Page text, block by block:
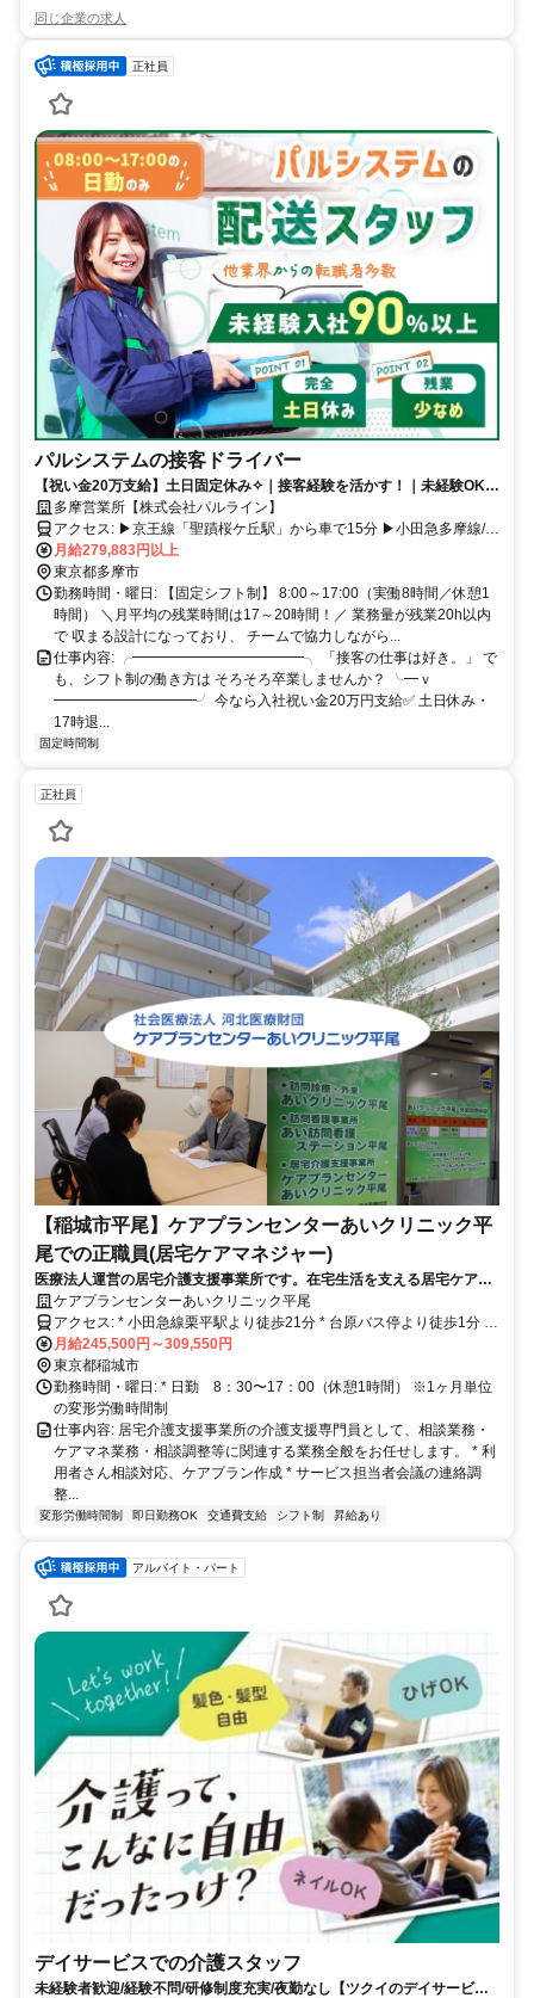
同じ企業の求人
正社員
パルシステムの接客ドライバー
【祝い金20万支給】土日固定休み✧｜接客経験を活かす！｜未経験OK｜
8時～17時勤務｜残業少なめ｜賞与年2回
多摩営業所【株式会社パルライン】
アクセス: ▶京王線「聖蹟桜ケ丘駅」から車で15分 ▶小田急多摩線/京
王相模原線 「多摩センター駅」から車で10分 ※駅からバス通勤も可
能！ 町田市・稲城市エリアからもアクセス抜群♪
月給279,883円以上
東京都多摩市
勤務時間・曜日: 【固定シフト制】 8:00～17:00（実働8時間／休憩1
時間） ＼月平均の残業時間は17～20時間！／ 業務量が残業20h以内
で 収まる設計になっており、 チームで協力しながら...
仕事内容: ╭━━━━━━━━━━━━╮ 「接客の仕事は好き。」 で
も、シフト制の働き方は そろそろ卒業しませんか？ ╰━ｖ
━━━━━━━━━━╯ 今なら入社祝い金20万円支給✅ 土日休み・
17時退...
固定時間制
正社員
【稲城市平尾】ケアプランセンターあいクリニック平
尾での正職員(居宅ケアマネジャー)
医療法人運営の居宅介護支援事業所です。在宅生活を支える居宅ケアマ
ネの募集です！
ケアプランセンターあいクリニック平尾
アクセス: * 小田急線栗平駅より徒歩21分 * 台原バス停より徒歩1分 *
マイカー通勤可（近隣駐車場あり） * バイク・自転車通勤可（駐輪場
あり）
月給245,500円～309,550円
東京都稲城市
勤務時間・曜日: * 日勤 8：30〜17：00（休憩1時間） ※1ヶ月単位
の変形労働時間制
仕事内容: 居宅介護支援事業所の介護支援専門員として、相談業務・
ケアマネ業務・相談調整等に関連する業務全般をお任せします。 * 利
用者さん相談対応、ケアプラン作成 * サービス担当者会議の連絡調
整...
変形労働時間制 即日勤務OK 交通費支給 シフト制 昇給あり
アルバイト・パート
デイサービスでの介護スタッフ
未経験者歓迎/経験不問/研修制度充実/夜勤なし【ツクイのデイサービス/